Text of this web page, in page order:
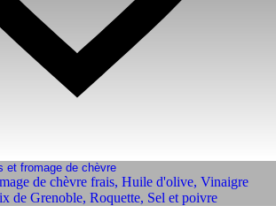
et fromage de chèvre
de chèvre frais, Huile d'olive, Vinaigre
de Grenoble, Roquette, Sel et poivre